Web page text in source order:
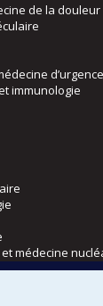
de la douleur
d’urgence
immunologie
médecine